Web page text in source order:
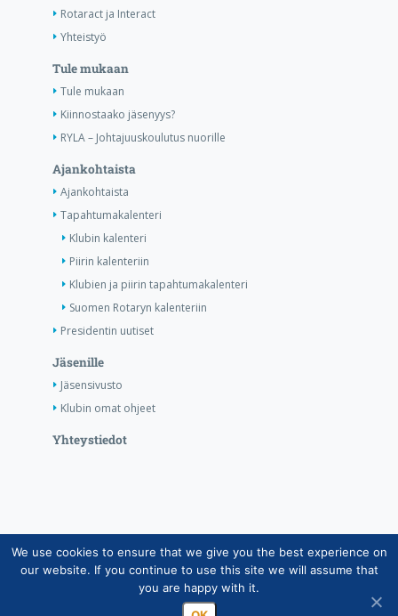
Rotaract ja Interact
Yhteistyö
Tule mukaan
Tule mukaan
Kiinnostaako jäsenyys?
RYLA – Johtajuuskoulutus nuorille
Ajankohtaista
Ajankohtaista
Tapahtumakalenteri
Klubin kalenteri
Piirin kalenteriin
Klubien ja piirin tapahtumakalenteri
Suomen Rotaryn kalenteriin
Presidentin uutiset
Jäsenille
Jäsensivusto
Klubin omat ohjeet
Yhteystiedot
Copyright © Suomen Rotarypalvelu ry 2026 |
Jäsentietojärjestelmän tietosuojaseloste| Henkilötietojen
käsittely Rotarytoiminnassa
We use cookies to ensure that we give you the best experience on
our website. If you continue to use this site we will assume that
you are happy with it.